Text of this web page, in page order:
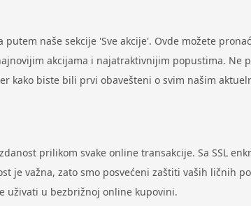
naše sekcije 'Sve akcije'. Ovde možete
akcijama i najatraktivnijim popustima.
kako biste bili prvi obavešteni o svim našim
prilikom svake online transakcije. Sa SSL
je važna, zato smo posvećeni zaštiti vaših ličnih
uživati u bezbrižnoj online kupovini.